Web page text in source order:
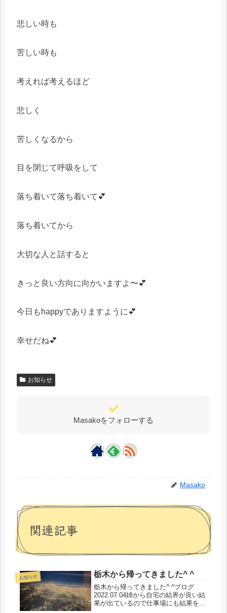
悲しい時も
苦しい時も
考えれば考えるほど
悲しく
苦しくなるから
目を閉じて呼吸をして
落ち着いて落ち着いて💕
落ち着いてから
大切な人と話すると
きっと良い方向に向かいますよ〜💕
今日もhappyでありますように💕
幸せだね💕
お知らせ
Masakoをフォローする
Masako
関連記事
お知らせ 栃木から帰ってきました^ ^
栃木から帰ってきました^ ^ブログ
2022.07.04姉から自宅の結界が良い結
果が出ているので仕事場にも結果を張